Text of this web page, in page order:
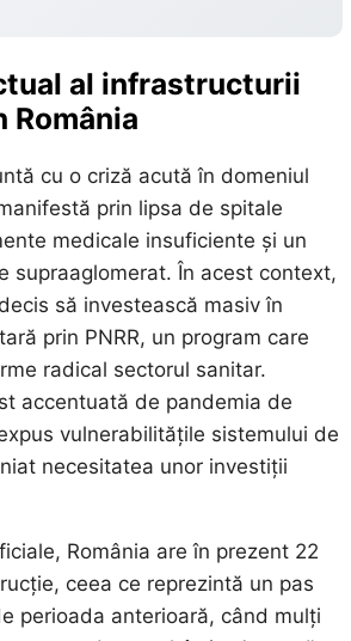
al infrastructurii
România
cu o criză acută în domeniul
prin lipsa de spitale
medicale insuficiente și un
supraaglomerat. În acest context,
să investească masiv în
prin PNRR, un program care
radical sectorul sanitar.
accentuată de pandemia de
vulnerabilitățile sistemului de
necesitatea unor investiții
România are în prezent 22
ceea ce reprezintă un pas
perioada anterioară, când mulți